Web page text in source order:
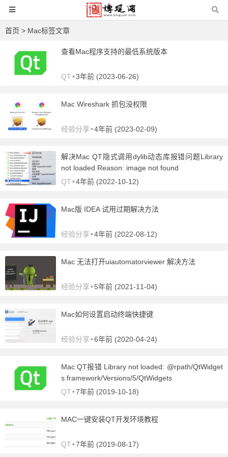
首页 > Mac标签文章
查看Mac程序支持的最低系统版本
QT•3年前 (2023-06-26)
Mac Wireshark 抓包没权限
经验分享•4年前 (2023-02-09)
解决Mac QT隐式调用dylib动态库报错问题Library
not loaded Reason: image not found
QT•4年前 (2022-10-12)
Mac版 IDEA 试用过期解决方法
经验分享•4年前 (2022-08-12)
Mac 无法打开uiautomatorviewer 解决方法
经验分享•5年前 (2021-11-04)
Mac如何设置启动终端快捷键
经验分享•6年前 (2020-04-24)
Mac QT报错 Library not loaded: @rpath/QtWidget
s.framework/Versions/5/QtWidgets
QT•7年前 (2019-10-18)
MAC一键安装QT开发环境教程
QT•7年前 (2019-08-17)